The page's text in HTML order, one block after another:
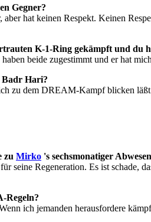
Gegner?
aber hat keinen Respekt. Keinen
K-1-Ring gekämpft und du
beide zugestimmt und er hat
Badr Hari?
zu dem DREAM-Kampf blicken
zu Mirko 's sechsmonatiger
seine Regeneration. Es ist schade,
Regeln?
ich jemanden herausfordere